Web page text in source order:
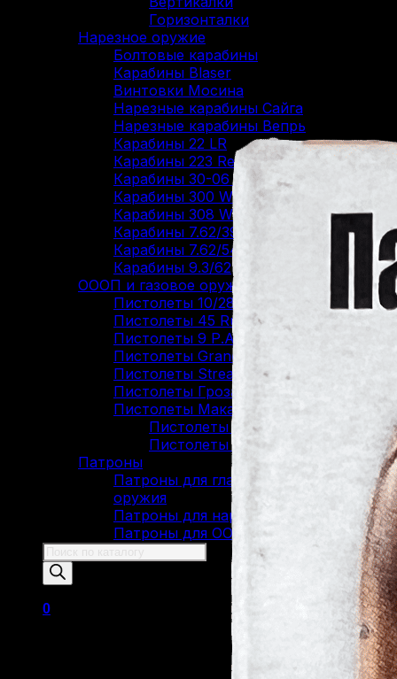
Горизонталки
Нарезное оружие
Болтовые карабины
Карабины Blaser
Винтовки Мосина
Нарезные карабины Сайга
Нарезные карабины Вепрь
Карабины 22 LR
Карабины 223 Rem
Карабины 30-06 SPR
Карабины 300 WM
Карабины 308 WIN
Карабины 7.62/39
Карабины 7.62/54R
Карабины 9.3/62
ОООП и газовое оружие
Пистолеты 10/28
Пистолеты 45 Rubber
Пистолеты 9 Р.А.
Пистолеты Grand Power
Пистолеты Streamer
Пистолеты Гроза
Пистолеты Макарова
Пистолеты ИЖ-79 (МР-79)
Пистолеты МР-80
Патроны
Патроны для гладкоствольного
оружия
Патроны для нарезного оружия
Патроны для ОООП
Поиск
товаров
0